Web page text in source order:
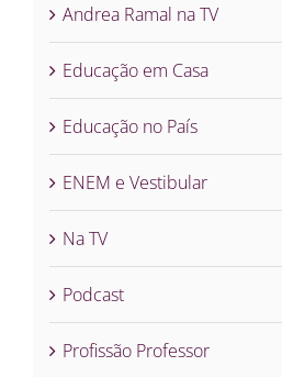
Andrea Ramal na TV
Educação em Casa
Educação no País
ENEM e Vestibular
Na TV
Podcast
Profissão Professor